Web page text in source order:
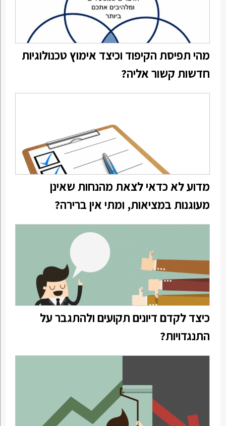
מהי תפיסת הקיפוד וכיצד אימוץ טכנולוגיות
חדשות קשור אליה?
מדוע לא כדאי לצאת מהנחות שאינן
מעוגנות במציאות, ומתי אין ברירה?
כיצד לקדם דיונים תקועים ולהתגבר על
התנגדויות?